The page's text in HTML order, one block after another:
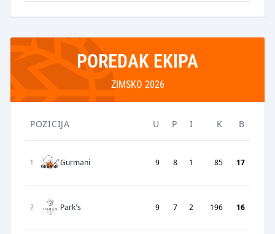
POREDAK EKIPA
ZIMSKO 2026
POZICIJA U P I K B
1 Gurmani 9 8 1 85 17
2 Park's 9 7 2 196 16